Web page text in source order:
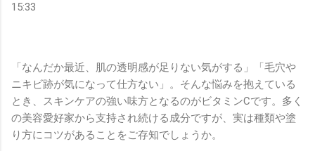
15:33
「なんだか最近、肌の透明感が足りない気がする」「毛穴や
ニキビ跡が気になって仕方ない」。そんな悩みを抱えている
とき、スキンケアの強い味方となるのがビタミンCです。多く
の美容愛好家から支持され続ける成分ですが、実は種類や塗
り方にコツがあることをご存知でしょうか。